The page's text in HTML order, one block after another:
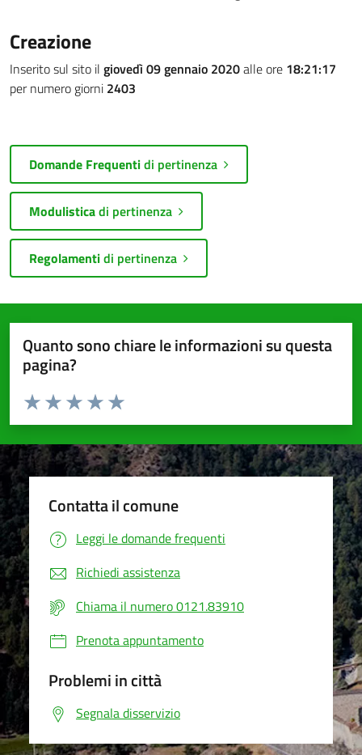
Creazione
Inserito sul sito il giovedì 09 gennaio 2020alle ore 18:21:17
per numero giorni 2403
Domande Frequentidi pertinenza
Modulisticadi pertinenza
Regolamentidi pertinenza
Quanto sono chiare le informazioni su questa
pagina?
Valuta da 1 a 5 stelle la pagina
Valuta 5 stelle su 5
Valuta 4 stelle su 5
Valuta 3 stelle su 5
Valuta 2 stelle su 5
Valuta 1 stelle su 5
Contatta il comune
Leggi le domande frequenti
Richiedi assistenza
Chiama il numero 0121.83910
Prenota appuntamento
Problemi in città
Segnala disservizio